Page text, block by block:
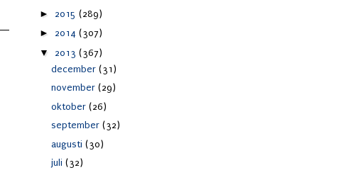
► 2015 (289)
► 2014 (307)
▼ 2013 (367)
december (31)
november (29)
oktober (26)
september (32)
augusti (30)
juli (32)